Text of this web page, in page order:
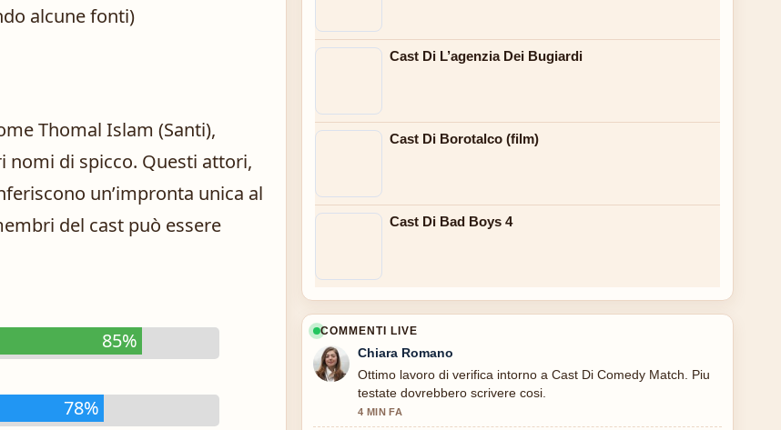
alcune fonti)
Thomal Islam (Santi),
nomi di spicco. Questi attori,
un’impronta unica al
del cast può essere
85%
78%
Cast Di L’agenzia Dei Bugiardi
Cast Di Borotalco (film)
Cast Di Bad Boys 4
COMMENTI LIVE
Chiara Romano
Ottimo lavoro di verifica intorno a Cast Di Comedy Match. Piu
testate dovrebbero scrivere cosi.
4 MIN FA